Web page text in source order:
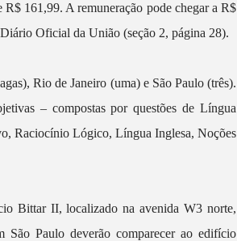
161,99. A remuneração pode chegar a R$
Oficial da União (seção 2, página 28).
Rio de Janeiro (uma) e São Paulo (três).
– compostas por questões de Língua
Raciocínio Lógico, Língua Inglesa, Noções
Bittar II, localizado na avenida W3 norte,
São Paulo deverão comparecer ao edifício